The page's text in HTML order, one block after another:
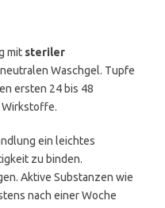
mit steriler
Waschgel. Tupfe
ersten 24 bis 48
Wirkstoffe.
ein leichtes
zu binden.
Aktive Substanzen wie
nach einer Woche